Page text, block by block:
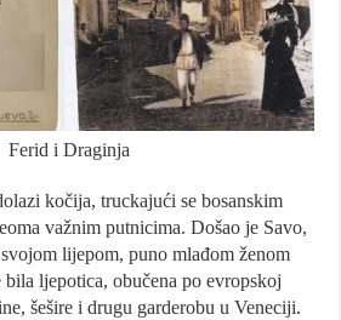
Ferid i Draginja
kočija, truckajući se bosanskim
važnim putnicima. Došao je Savo,
lijepom, puno mlađom ženom
ljepotica, obučena po evropskoj
šešire i drugu garderobu u Veneciji.